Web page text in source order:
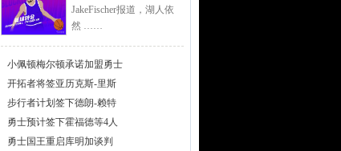
JakeFischer报道，湖人依
然 ……
小佩顿梅尔顿承诺加盟勇士
开拓者将签亚历克斯-里斯
步行者计划签下德朗-赖特
勇士预计签下霍福德等4人
勇士国王重启库明加谈判